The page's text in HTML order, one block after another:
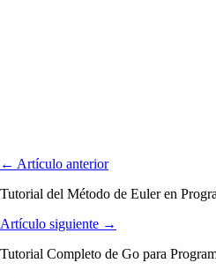
← Artículo anterior
Tutorial del Método de Euler en
Artículo siguiente →
Tutorial Completo de Go para